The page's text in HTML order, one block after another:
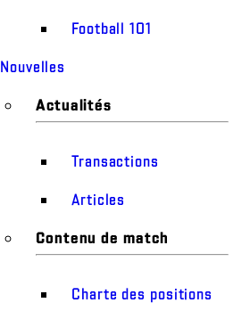
Football 101
Nouvelles
Actualités
Transactions
Articles
Contenu de match
Charte des positions